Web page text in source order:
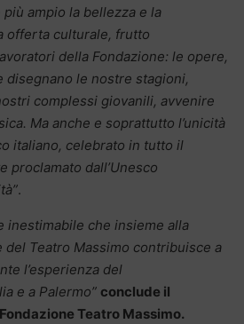
ampio la bellezza e la
offerta culturale, frutto
della Fondazione: le opere,
le nostre stagioni,
complessi giovanili, avvenire
Ma anche e soprattutto l’unicità
italiano, celebrato in tutto il
proclamato dall’Unesco
.
inestimabile che insieme alla
del Teatro Massimo contribuisce a
l’esperienza del
e a Palermo” conclude il
Teatro Massimo.